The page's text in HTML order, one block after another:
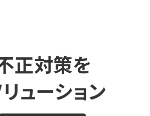
正対策を
ューション